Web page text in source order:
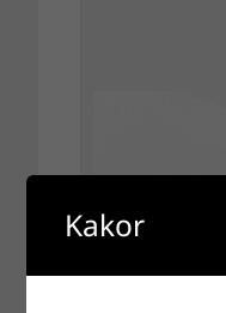
Kakor